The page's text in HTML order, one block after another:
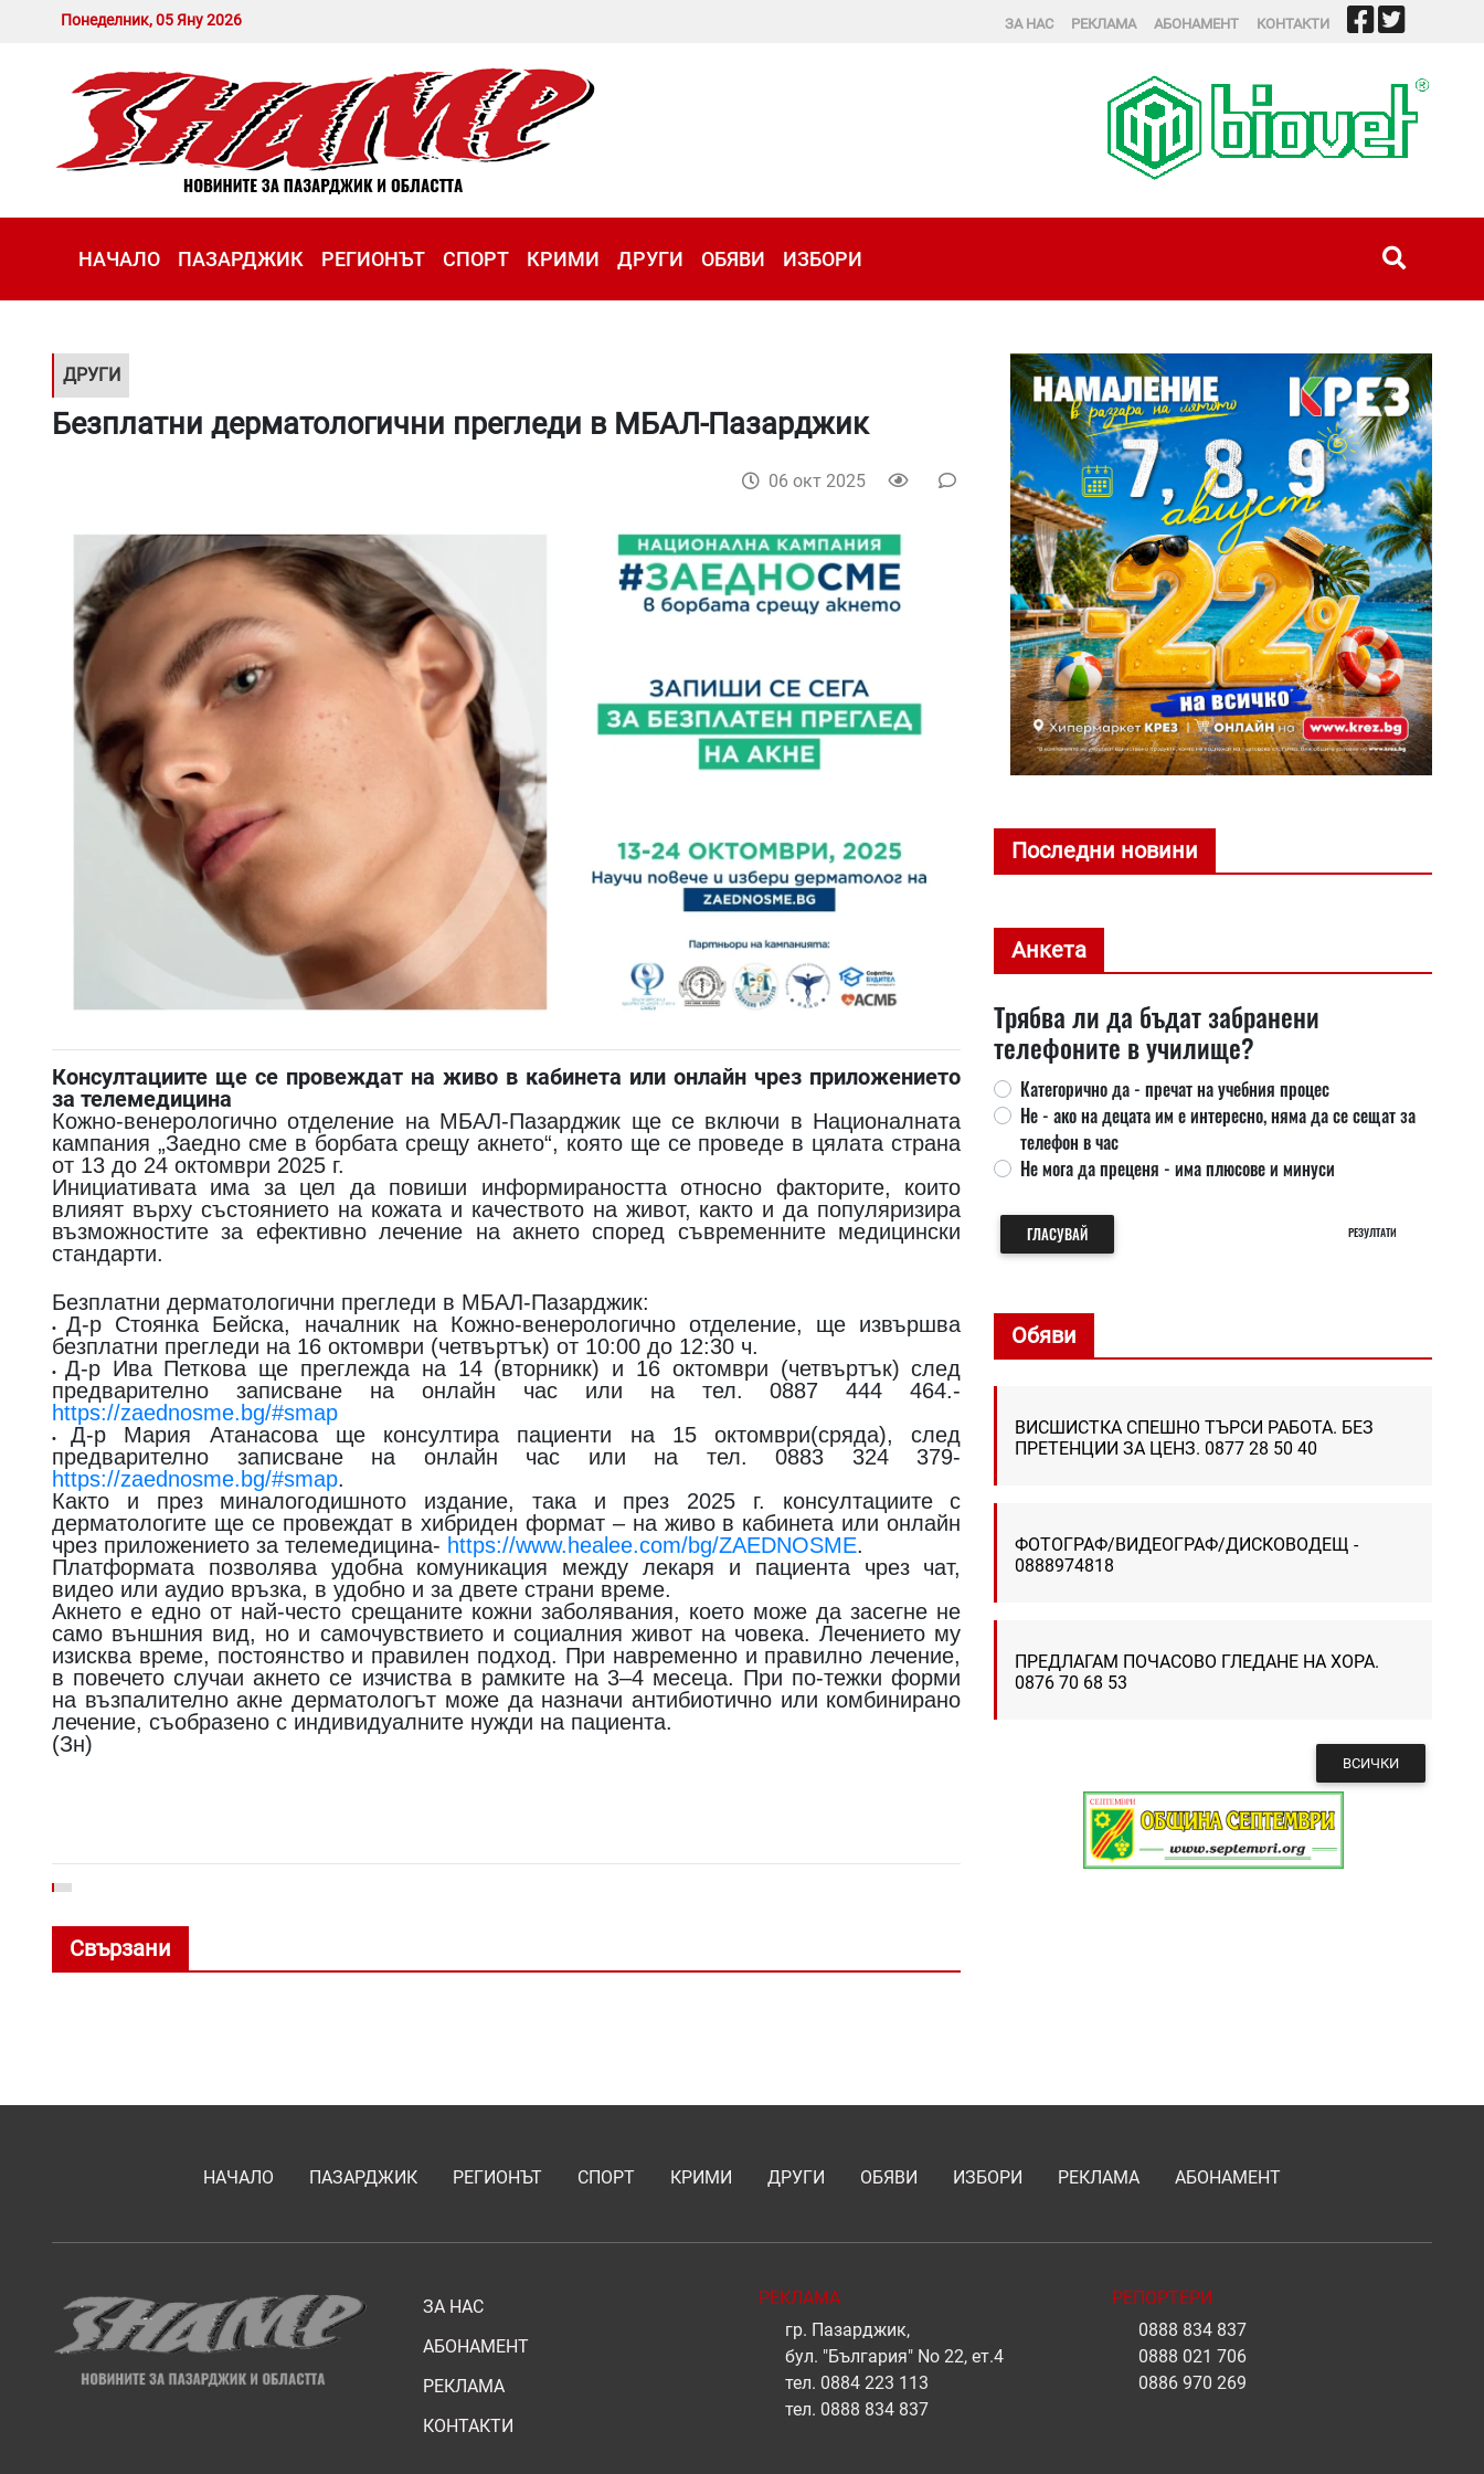
Понеделник, 05 Яну 2026 ЗА НАС РЕКЛАМА АБОНАМЕНТ КОНТАКТИ
НАЧАЛО ПАЗАРДЖИК РЕГИОНЪТ СПОРТ КРИМИ ДРУГИ ОБЯВИ ИЗБОРИ
ДРУГИ
Безплатни дерматологични прегледи в МБАЛ-Пазарджик
06 окт 2025
Консултациите ще се провеждат на живо в кабинета или онлайн чрез приложението
за телемедицина
Кожно-венерологично отделение на МБАЛ-Пазарджик ще се включи в Националната
кампания „Заедно сме в борбата срещу акнето“, която ще се проведе в цялата страна
от 13 до 24 октомври 2025 г.
Инициативата има за цел да повиши информираността относно факторите, които
влияят върху състоянието на кожата и качеството на живот, както и да популяризира
възможностите за ефективно лечение на акнето според съвременните медицински
стандарти.
Безплатни дерматологични прегледи в МБАЛ-Пазарджик:
•Д-р Стоянка Бейска, началник на Кожно-венерологично отделение, ще извършва
безплатни прегледи на 16 октомври (четвъртък) от 10:00 до 12:30 ч.
• Д-р Ива Петкова ще преглежда на 14 (вторникк) и 16 октомври (четвъртък) след
предварително записване на онлайн час или на тел. 0887 444 464.-
https://zaednosme.bg/#smap
•Д-р Мария Атанасова ще консултира пациенти на 15 октомври(сряда), след
предварително записване на онлайн час или на тел. 0883 324 379-
https://zaednosme.bg/#smap.
Както и през миналогодишното издание, така и през 2025 г. консултациите с
дерматологите ще се провеждат в хибриден формат – на живо в кабинета или онлайн
чрез приложението за телемедицина- https://www.healee.com/bg/ZAEDNOSME.
Платформата позволява удобна комуникация между лекаря и пациента чрез чат,
видео или аудио връзка, в удобно и за двете страни време.
Акнето е едно от най-често срещаните кожни заболявания, което може да засегне не
само външния вид, но и самочувствието и социалния живот на човека. Лечението му
изисква време, постоянство и правилен подход. При навременно и правилно лечение,
в повечето случаи акнето се изчиства в рамките на 3–4 месеца. При по-тежки форми
на възпалително акне дерматологът може да назначи антибиотично или комбинирано
лечение, съобразено с индивидуалните нужди на пациента.
(Зн)
Свързани
Последни новини
Анкета
Трябва ли да бъдат забранени
телефоните в училище?
Категорично да - пречат на учебния процес
Не - ако на децата им е интересно, няма да се сещат за
телефон в час
Не мога да преценя - има плюсове и минуси
ГЛАСУВАЙ РЕЗУЛТАТИ
Обяви
ВИСШИСТКА СПЕШНО ТЪРСИ РАБОТА. БЕЗ
ПРЕТЕНЦИИ ЗА ЦЕНЗ. 0877 28 50 40
ФОТОГРАФ/ВИДЕОГРАФ/ДИСКОВОДЕЩ -
0888974818
ПРЕДЛАГАМ ПОЧАСОВО ГЛЕДАНЕ НА ХОРА.
0876 70 68 53
ВСИЧКИ
НАЧАЛО ПАЗАРДЖИК РЕГИОНЪТ СПОРТ КРИМИ ДРУГИ ОБЯВИ ИЗБОРИ РЕКЛАМА АБОНАМЕНТ
ЗА НАС
АБОНАМЕНТ
РЕКЛАМА
КОНТАКТИ
РЕКЛАМА
гр. Пазарджик,
бул. "България" No 22, ет.4
тел. 0884 223 113
тел. 0888 834 837
РЕПОРТЕРИ
0888 834 837
0888 021 706
0886 970 269